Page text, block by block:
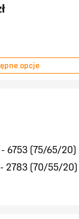
opcje
6753 (75/65/20)
- 2783 (70/55/20)